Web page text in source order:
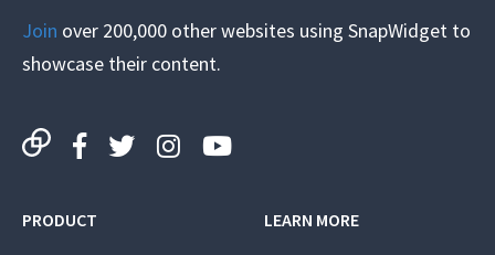
Join over 200,000 other websites using SnapWidget to
showcase their content.
PRODUCT LEARN MORE